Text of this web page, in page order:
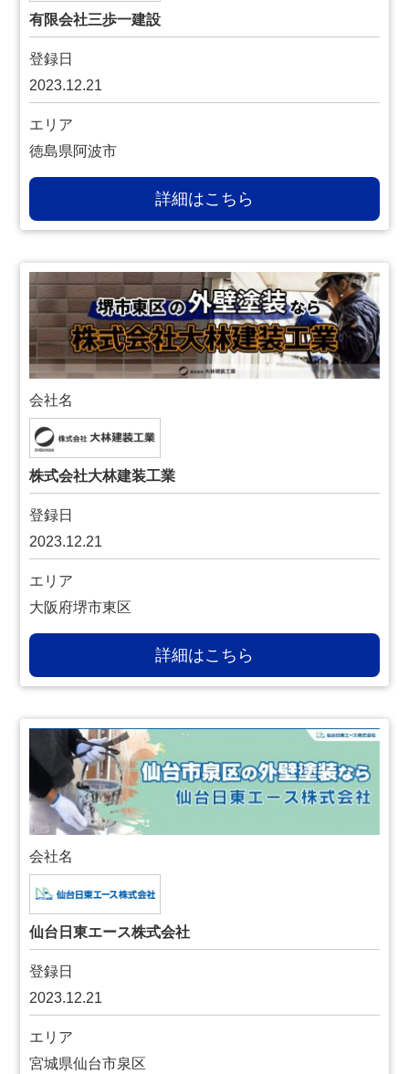
有限会社三歩一建設
登録日
2023.12.21
エリア
徳島県阿波市
詳細はこちら
会社名
株式会社大林建装工業
登録日
2023.12.21
エリア
大阪府堺市東区
詳細はこちら
会社名
仙台日東エース株式会社
登録日
2023.12.21
エリア
宮城県仙台市泉区